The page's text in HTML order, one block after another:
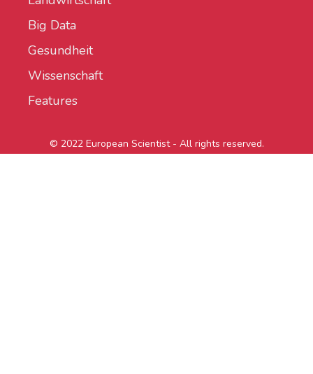
Big Data
Gesundheit
Wissenschaft
Features
© 2022 European Scientist - All rights reserved.